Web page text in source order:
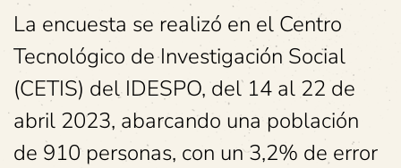
La encuesta se realizó en el Centro
Tecnológico de Investigación Social
(CETIS) del IDESPO, del 14 al 22 de
abril 2023, abarcando una población
de 910 personas, con un 3,2% de error